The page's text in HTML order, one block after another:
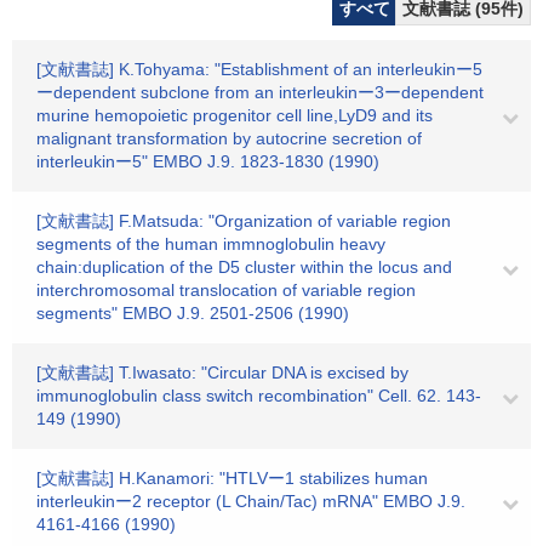
すべて 文献書誌 (95件)
[文献書誌] K.Tohyama: "Establishment of an interleukinー5
ーdependent subclone from an interleukinー3ーdependent
murine hemopoietic progenitor cell line,LyD9 and its
malignant transformation by autocrine secretion of
interleukinー5" EMBO J.9. 1823-1830 (1990)
[文献書誌] F.Matsuda: "Organization of variable region
segments of the human immnoglobulin heavy
chain:duplication of the D5 cluster within the locus and
interchromosomal translocation of variable region
segments" EMBO J.9. 2501-2506 (1990)
[文献書誌] T.Iwasato: "Circular DNA is excised by
immunoglobulin class switch recombination" Cell. 62. 143-
149 (1990)
[文献書誌] H.Kanamori: "HTLVー1 stabilizes human
interleukinー2 receptor (L Chain/Tac) mRNA" EMBO J.9.
4161-4166 (1990)